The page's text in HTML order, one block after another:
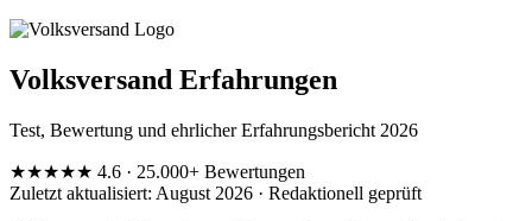
Volksversand Erfahrungen
Test, Bewertung und ehrlicher Erfahrungsbericht 2026
★★★★★ 4.6 · 25.000+ Bewertungen
Zuletzt aktualisiert: August 2026 · Redaktionell geprüft